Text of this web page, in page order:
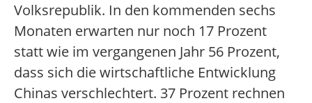
Volksrepublik. In den kommenden sechs
Monaten erwarten nur noch 17 Prozent
statt wie im vergangenen Jahr 56 Prozent,
dass sich die wirtschaftliche Entwicklung
Chinas verschlechtert. 37 Prozent rechnen